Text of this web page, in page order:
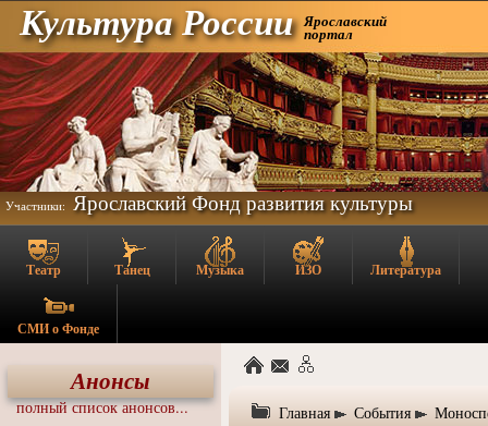
Культура России Ярославский
портал
Участники: Ярославский Фонд развития культуры
Театр Танец Музыка ИЗО Литература
СМИ о Фонде
Анонсы
полный список анонсов... Главная События